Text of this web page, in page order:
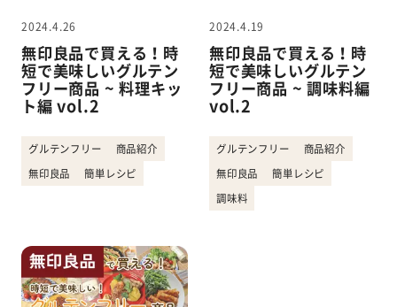
2024.4.26
無印良品で買える！時
短で美味しいグルテン
フリー商品 ~ 料理キッ
ト編 vol.2
グルテンフリー 商品紹介
無印良品 簡単レシピ
2024.4.19
無印良品で買える！時
短で美味しいグルテン
フリー商品 ~ 調味料編
vol.2
グルテンフリー 商品紹介
無印良品 簡単レシピ
調味料